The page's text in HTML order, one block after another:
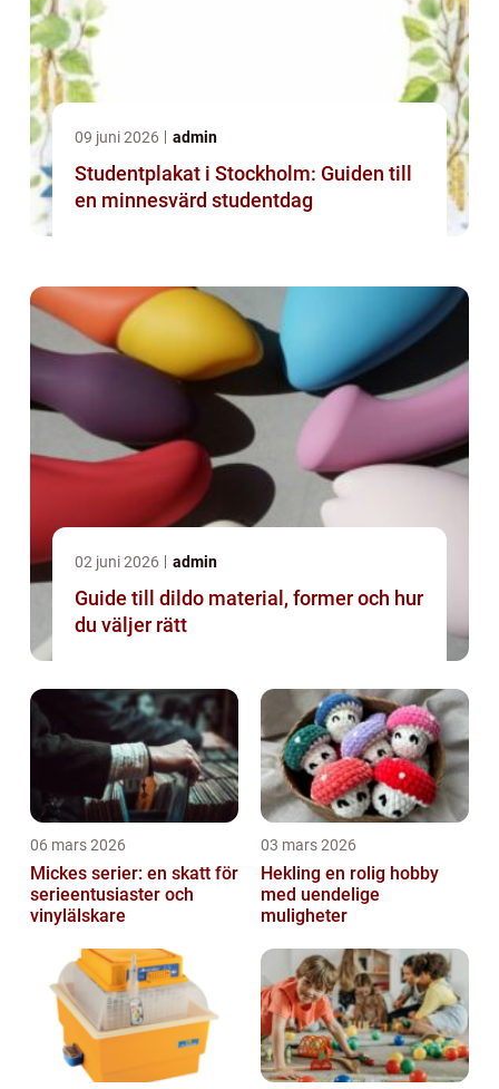
09 juni 2026 admin
Studentplakat i Stockholm: Guiden till
en minnesvärd studentdag
02 juni 2026 admin
Guide till dildo material, former och hur
du väljer rätt
06 mars 2026
Mickes serier: en skatt för
serieentusiaster och
vinylälskare
03 mars 2026
Hekling en rolig hobby
med uendelige
muligheter